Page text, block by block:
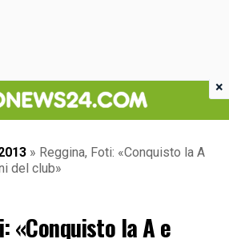
» Reggina, Foti: «Conquisto la A
del club»
«Conquisto la A e
×